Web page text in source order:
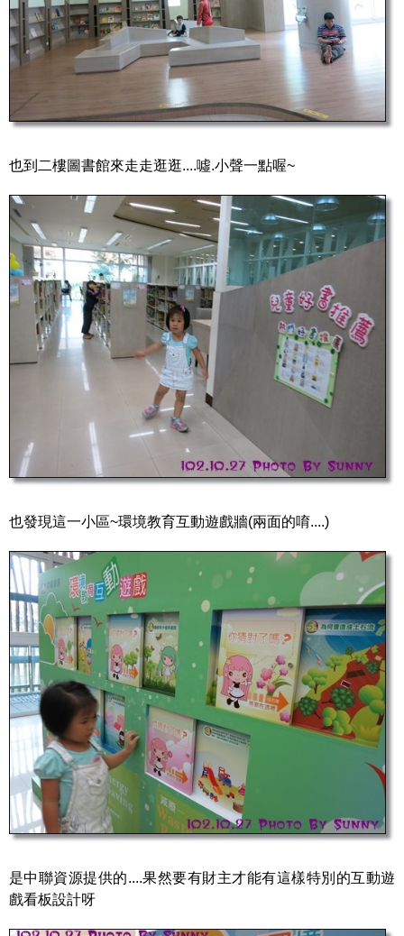
也到二樓圖書館來走走逛逛....噓.小聲一點喔~
也發現這一小區~環境教育互動遊戲牆(兩面的唷....)
是中聯資源提供的....果然要有財主才能有這樣特別的互動遊
戲看板設計呀